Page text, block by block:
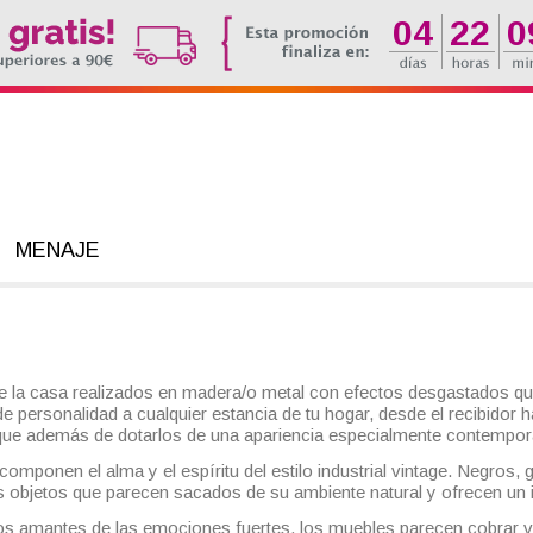
casa realizados en madera/o metal con efectos desgastados
a cualquier estancia de tu hogar, desde el recibidor
además de dotarlos de una apariencia especialmente
el alma y el espíritu del estilo industrial vintage.
que parecen sacados de su ambiente natural y ofrecen
amantes de las emociones fuertes, los muebles parecen cobrar
MENAJE
04 22